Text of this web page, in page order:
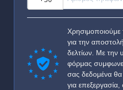
για την
δελτίων. Με την
φόρμας
σας δεδομένα
για